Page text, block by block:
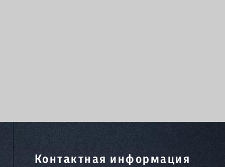
Контактная информация